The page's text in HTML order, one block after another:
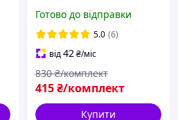
ходу з біжучим поворотом
Готово до відправки
5.0 (6)
від42₴/міс
415₴/комплект
830 ₴/комплект
Купити